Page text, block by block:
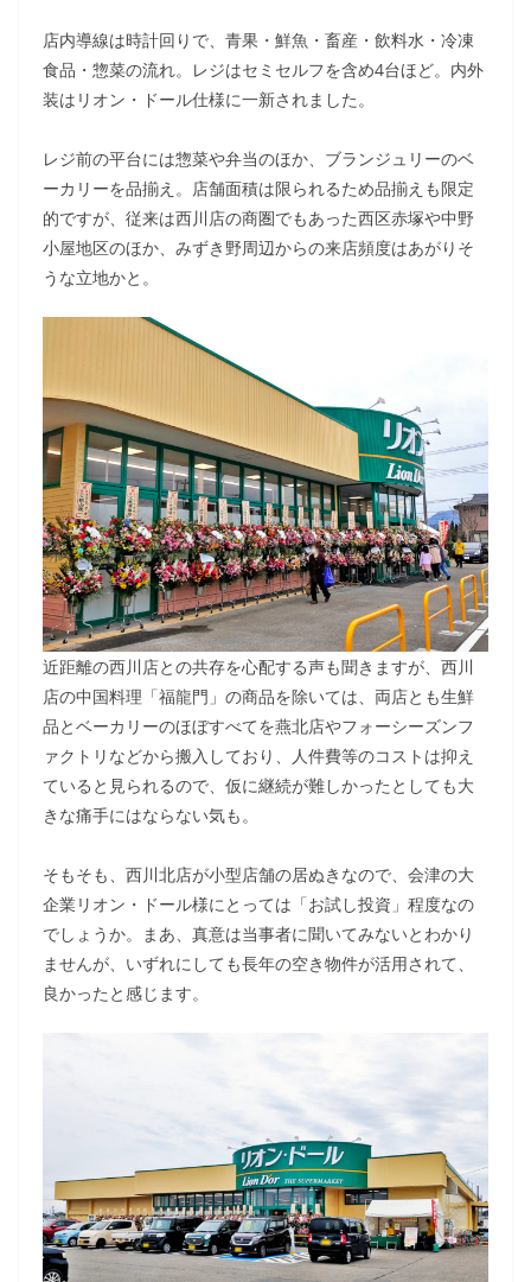
店内導線は時計回りで、青果・鮮魚・畜産・飲料水・冷凍
食品・惣菜の流れ。レジはセミセルフを含め4台ほど。内外
装はリオン・ドール仕様に一新されました。
レジ前の平台には惣菜や弁当のほか、ブランジュリーのベ
ーカリーを品揃え。店舗面積は限られるため品揃えも限定
的ですが、従来は西川店の商圏でもあった西区赤塚や中野
小屋地区のほか、みずき野周辺からの来店頻度はあがりそ
うな立地かと。
近距離の西川店との共存を心配する声も聞きますが、西川
店の中国料理「福龍門」の商品を除いては、両店とも生鮮
品とベーカリーのほぼすべてを燕北店やフォーシーズンフ
ァクトリなどから搬入しており、人件費等のコストは抑え
ていると見られるので、仮に継続が難しかったとしても大
きな痛手にはならない気も。
そもそも、西川北店が小型店舗の居ぬきなので、会津の大
企業リオン・ドール様にとっては「お試し投資」程度なの
でしょうか。まあ、真意は当事者に聞いてみないとわかり
ませんが、いずれにしても長年の空き物件が活用されて、
良かったと感じます。